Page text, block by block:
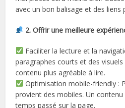
avec un bon balisage et des liens
2. Offrir une meilleure
Faciliter la lecture et la
paragraphes courts et des
contenu plus agréable à lire.
Optimisation mobile-friendly :
provient des mobiles. Un
temps passé sur la page.